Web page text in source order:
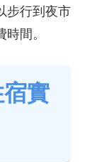
步行到夜市
間。
實